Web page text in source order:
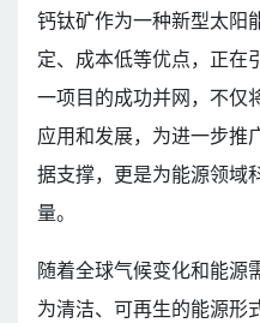
钙钛矿作为一种新型太阳
定、成本低等优点，正在
一项目的成功并网，不仅
应用和发展，为进一步推
据支撑，更是为能源领域
量。
随着全球气候变化和能源
为清洁、可再生的能源形